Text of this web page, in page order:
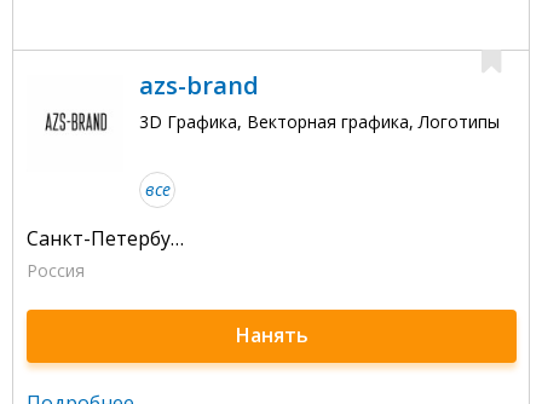
azs-brand
3D Графика, Векторная графика, Логотипы
все
Санкт-Петербург
Россия
Нанять